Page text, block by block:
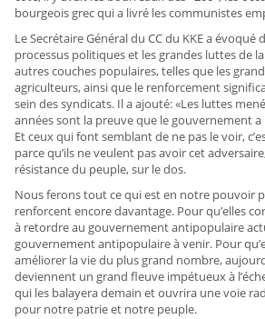
bourgeois grec qui a livré les communistes
Le Secrétaire Général du CC du KKE a évoqué
processus politiques et les grandes luttes de
autres couches populaires, telles que les
agriculteurs, ainsi que le renforcement
sein des syndicats. Il a ajouté: «Les luttes
années sont la preuve que le gouvernement
Et ceux qui font semblant de ne pas le voir,
parce qu’ils ne veulent pas avoir cet
résistance du peuple, sur le dos.
Nous ferons tout ce qui est en notre pouvoir
renforcent encore davantage. Pour qu’elles
à retordre au gouvernement antipopulaire
gouvernement antipopulaire à venir. Pour
améliorer la vie du plus grand nombre,
deviennent un grand fleuve impétueux à
qui les balayera demain et ouvrira une voie
pour notre patrie et notre peuple.